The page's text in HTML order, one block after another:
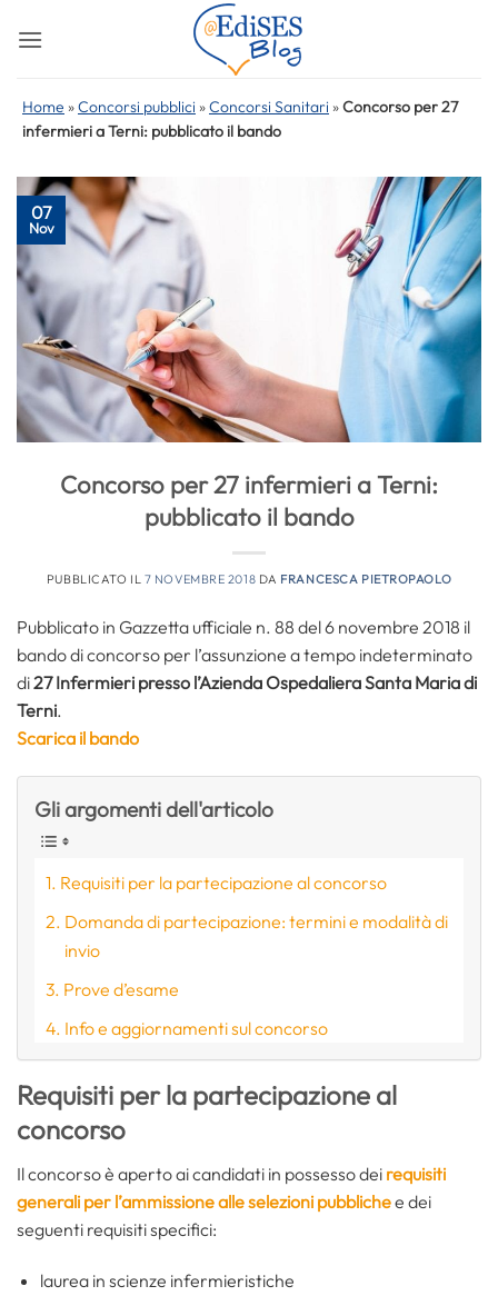
Home »Concorsi pubblici »Concorsi Sanitari »Concorso per 27
infermieri a Terni: pubblicato il bando
07
Nov
Concorso per 27 infermieri a Terni:
pubblicato il bando
PUBBLICATO IL 7 NOVEMBRE 2018 DA FRANCESCA PIETROPAOLO
Pubblicato in Gazzetta ufficiale n. 88 del 6 novembre 2018 il
bando di concorso per l’assunzione a tempo indeterminato
di27 Infermieri presso l’Azienda Ospedaliera Santa Maria di
Terni.
Scarica il bando
Gli argomenti dell'articolo
Requisiti per la partecipazione al concorso
Domanda di partecipazione: termini e modalità di
invio
Prove d’esame
Info e aggiornamenti sul concorso
Requisiti per la partecipazione al
concorso
Il concorso è aperto ai candidati in possesso dei requisiti
generali per l’ammissione alle selezioni pubblichee dei
seguenti requisiti specifici:
laurea in scienze infermieristiche